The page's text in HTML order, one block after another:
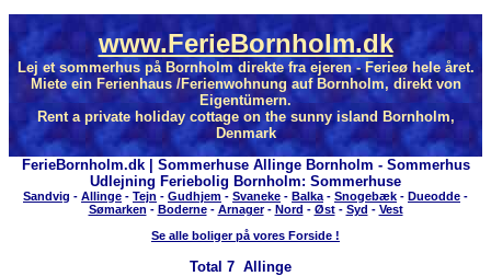
www.FerieBornholm.dk
Lej et sommerhus på Bornholm direkte fra ejeren - Ferieø hele året.
Miete ein Ferienhaus /Ferienwohnung auf Bornholm, direkt von
Eigentümern.
Rent a private holiday cottage on the sunny island Bornholm,
Denmark
FerieBornholm.dk | Sommerhuse Allinge Bornholm - Sommerhus
Udlejning Feriebolig Bornholm: Sommerhuse
Sandvig - Allinge - Tejn - Gudhjem - Svaneke - Balka - Snogebæk - Dueodde -
Sømarken - Boderne- Arnager- Nord - Øst- Syd - Vest
Se alle boliger på vores Forside !
Total 7 Allinge